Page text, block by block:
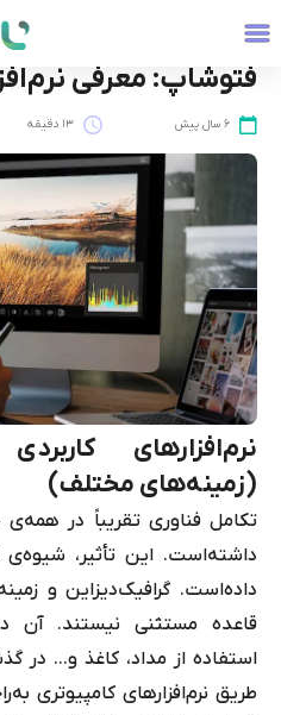
مهارت های نرم افزاری
فتوشاپ: معرفی
6 سال پیش 13 دقیقه
نرم‌افزارهای
(زمینه‌های مختلف)
تکامل فناوری تقریباً در
داشته‌است. این تأثیر، شیوهی
داده‌است. گرافیک‌دیزاین و
قاعده مستثنی نیستند. آن
استفاده از مداد، کاغذ و... در
طریق نرم‌افزارهای کامپیوتری